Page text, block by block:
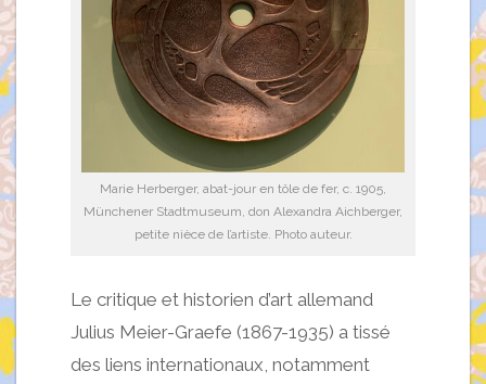
Marie Herberger, abat-jour en tôle de fer, c. 1905,
Münchener Stadtmuseum, don Alexandra Aichberger,
petite nièce de l’artiste. Photo auteur.
Le critique et historien d’art allemand
Julius Meier-Graefe (1867-1935) a tissé
des liens internationaux, notamment